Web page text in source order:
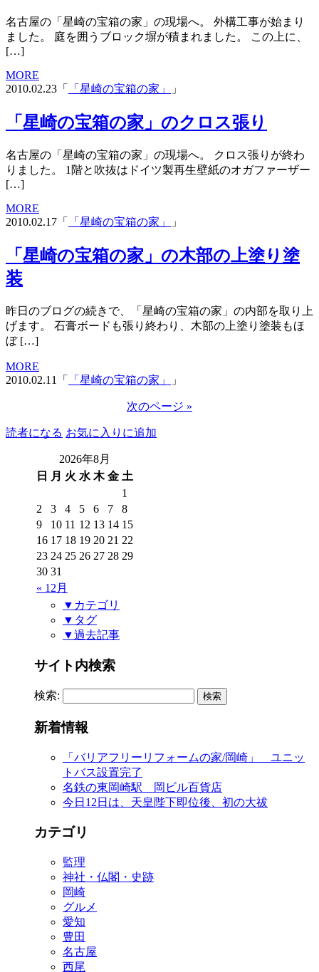
名古屋の「星崎の宝箱の家」の現場へ。 外構工事が始まり
ました。 庭を囲うブロック塀が積まれました。 この上に、
[…]
MORE
2010.02.23「
「星崎の宝箱の家」 」
「星崎の宝箱の家」のクロス張り
名古屋の「星崎の宝箱の家」の現場へ。 クロス張りが終わ
りました。 1階と吹抜はドイツ製再生壁紙のオガファーザー
[…]
MORE
2010.02.17「
「星崎の宝箱の家」 」
「星崎の宝箱の家」の木部の上塗り塗
装
昨日のブログの続きで、「星崎の宝箱の家」の内部を取り上
げます。 石膏ボードも張り終わり、木部の上塗り塗装もほ
ぼ […]
MORE
2010.02.11「
「星崎の宝箱の家」 」
次のページ »
読者になる お気に入りに追加
2026年8月
日
月 火 水 木 金 土
« 12月
1
2
3 4 5 6 7
8
9
10 11 12 13 14 15
16 17 18 19 20 21 22
23 24 25 26 27 28 29
30 31
▼カテゴリ
▼タグ
▼過去記事
サイト内検索
検索:
新着情報
「バリアフリーリフォームの家/岡崎」 ユニッ
トバス設置完了
名鉄の東岡崎駅 岡ビル百貨店
今日12日は、天皇陛下即位後、初の大祓
カテゴリ
監理
神社・仏閣・史跡
岡崎
グルメ
愛知
豊田
名古屋
西尾